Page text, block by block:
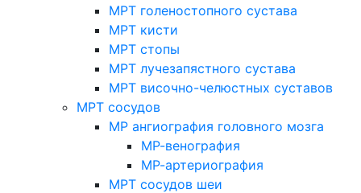
МРТ голеностопного сустава
МРТ кисти
МРТ стопы
МРТ лучезапястного сустава
МРТ височно-челюстных суставов
МРТ сосудов
МР ангиография головного мозга
МР-венография
МР-артериография
МРТ сосудов шеи